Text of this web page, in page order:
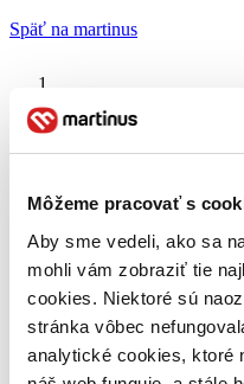
Môžeme pracovať s
Aby sme vedeli, ako sa
mohli vám zobraziť tie
cookies. Niektoré sú
stránka vôbec
analytické cookies, ktoré
Späť na martinus
Slovenský preklad
O nás
Náš príbeh
Galéria Martinusu
Zodpovednosť
Sme B Corp